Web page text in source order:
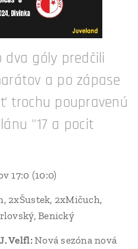
dva góly predčili
a po zápase
trochu poupravenú
"17 a pocit
17:0 (10:0)
2xŠustek, 2xMičuch,
Benický
Velfl:Nová sezóna nová